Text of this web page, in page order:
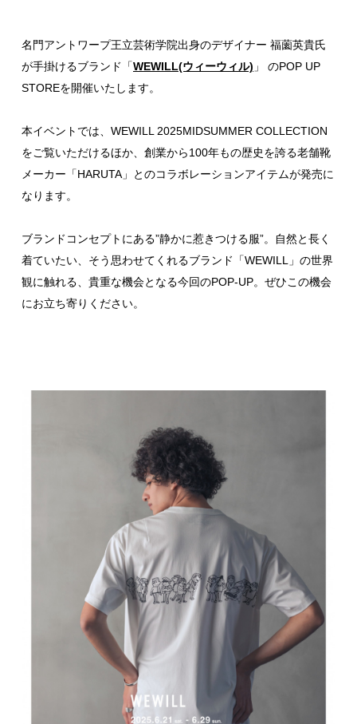
名門アントワープ王立芸術学院出身のデザイナー 福薗英貴氏
が手掛けるブランド「WEWILL(ウィーウィル) 」 のPOP UP
STOREを開催いたします。
本イベントでは、WEWILL 2025MIDSUMMER COLLECTION
をご覧いただけるほか、創業から100年もの歴史を誇る老舗靴
メーカー「HARUTA」とのコラボレーションアイテムが発売に
なります。
ブランドコンセプトにある”静かに惹きつける服”。自然と長く
着ていたい、そう思わせてくれるブランド「WEWILL」の世界
観に触れる、貴重な機会となる今回のPOP-UP。ぜひこの機会
にお立ち寄りください。